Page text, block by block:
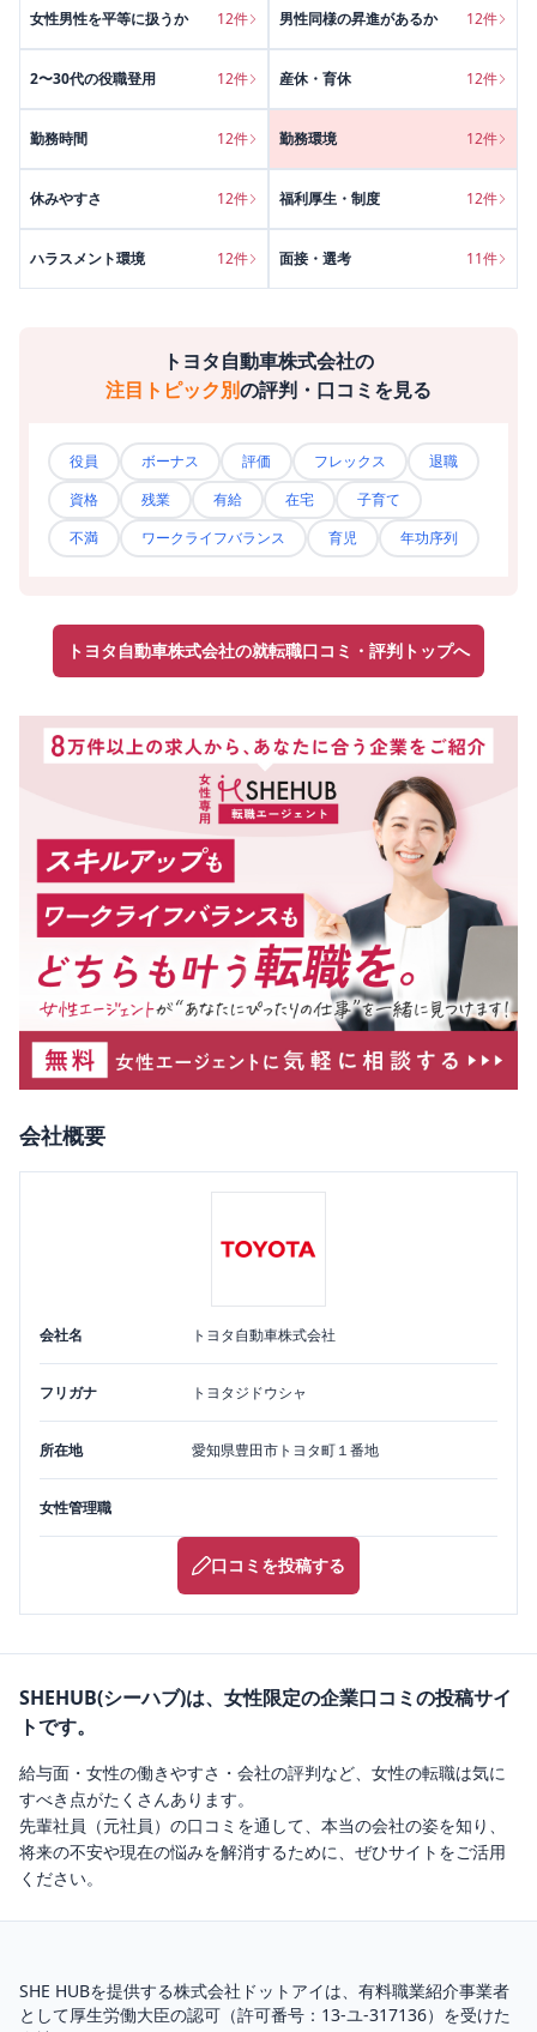
女性男性を平等に扱うか 12件 男性同様の昇進があるか 12件
2〜30代の役職登用 12件 産休・育休 12件
勤務時間 12件 勤務環境 12件
休みやすさ 12件 福利厚生・制度 12件
ハラスメント環境 12件 面接・選考 11件
トヨタ自動車株式会社の
注目トピック別の評判・口コミを見る
役員 ボーナス 評価 フレックス
退職
資格
残業 有給 在宅
子育て
不満
ワークライフバランス 育児 年功序列
トヨタ自動車株式会社の就転職口コミ・評判トップへ
会社概要
会社名 トヨタ自動車株式会社
フリガナ トヨタジドウシャ
所在地 愛知県豊田市 トヨタ町１番地
女性管理職
口コミを投稿する
SHEHUB(シーハブ)は、女性限定の企業口コミの投稿サイ
トです。
給与面・女性の働きやすさ・会社の評判など、女性の転職は気に
すべき点がたくさんあります。
先輩社員（元社員）の口コミを通して、本当の会社の姿を知り、
将来の不安や現在の悩みを解消するために、ぜひサイトをご活用
ください。
SHE HUBを提供する株式会社ドットアイは、 有料職業紹介事業者
として厚生労働大臣の認可（許可番号：13-ユ-317136）を受けた